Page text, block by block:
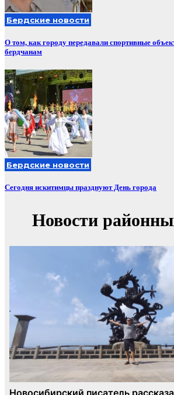
Бердские новости
О том, как городу передавали спортивные
бердчанам
Бердские новости
Сегодня искитимцы празднуют День города